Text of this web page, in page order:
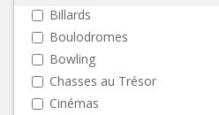
Billards
Boulodromes
Bowling
Chasses au Trésor
Cinémas